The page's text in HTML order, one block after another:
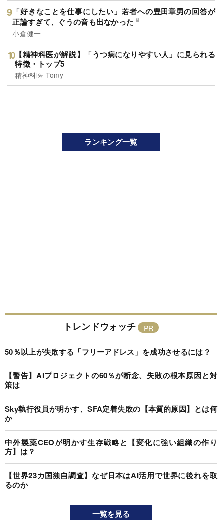
「好きなことを仕事にしたい」若者への豊田章男の回答が
正論すぎて、ぐうの音も出なかった
小倉健一
【精神科医が解説】「うつ病になりやすい人」に見られる
特徴・トップ5
精神科医 Tomy
ランキング一覧
トレンドウォッチ
50％以上が失敗する「フリーアドレス」を成功させるには？
【警告】AIプロジェクトの60％が断念、失敗の根本原因と対
策は
Sky執行役員が明かす、SFA定着失敗の【本質的原因】とは何
か
中外製薬CEOが明かす生存戦略と【変化に強い組織の作り
方】は？
【世界23カ国独自調査】なぜ日本はAI活用で世界に後れを取
るのか
一覧を見る